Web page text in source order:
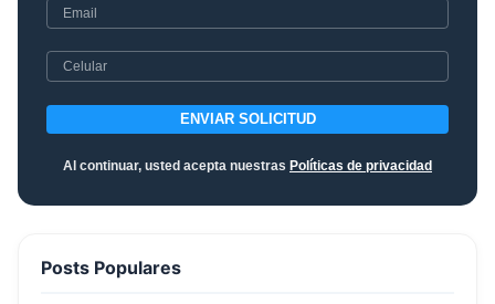
ENVIAR SOLICITUD
Al continuar, usted acepta nuestras Políticas de privacidad
Posts Populares